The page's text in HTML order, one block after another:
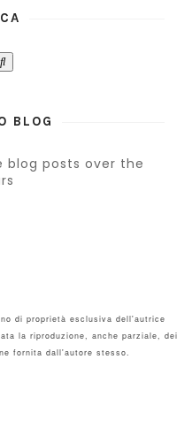
BLOG
blog posts over the
di proprietà esclusiva dell'autrice
la riproduzione, anche parziale, dei
fornita dall'autore stesso.